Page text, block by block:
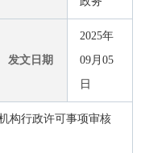
发文日期
2025年
09月05
日
构行政许可事项审核